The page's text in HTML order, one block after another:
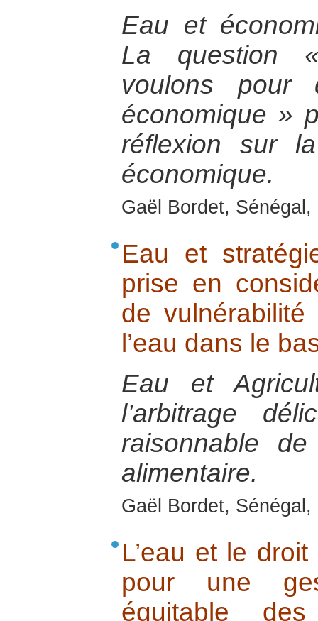
Eau et
La question
voulons pour
économique »
réflexion sur
économique.
Gaël Bordet,
Eau et
prise en
de
l’eau dans le
Eau et
l’arbitrage
raisonnable
alimentaire.
Gaël Bordet,
L’eau et le
pour une
équitable